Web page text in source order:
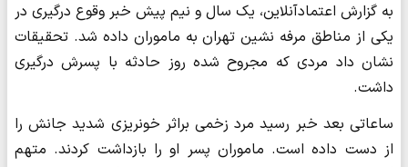
به گزارش اعتمادآنلاین، یک سال و نیم پیش خبر وقوع درگیری در
یکی از مناطق مرفه نشین تهران به ماموران داده شد. تحقیقات
نشان داد مردی که مجروح شده روز حادثه با پسرش درگیری
داشت.
ساعاتی بعد خبر رسید مرد زخمی براثر خونریزی شدید جانش را
از دست داده است. ماموران پسر او را بازداشت کردند. متهم